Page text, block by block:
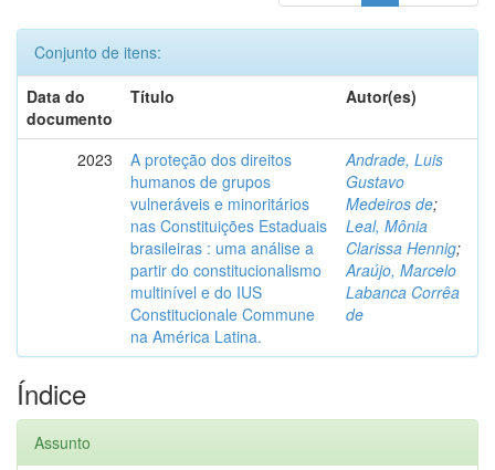
Conjunto de itens:
Data do
documento
Título Autor(es)
2023
A proteção dos direitos
humanos de grupos
vulneráveis e minoritários
nas Constituições Estaduais
brasileiras : uma análise a
partir do constitucionalismo
multinível e do IUS
Constitucionale Commune
na América Latina.
Andrade, Luis
Gustavo
Medeiros de;
Leal, Mônia
Clarissa Hennig;
Araújo, Marcelo
Labanca Corrêa
de
Índice
Assunto